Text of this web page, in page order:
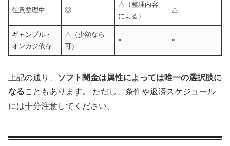
任意整理中 ◎
△（整理内容
による）
△
ギャンブル・
オンカジ依存
△（少額なら
可）
× ×
上記の通り、
ソフト闇金は属性によっては唯一の選択肢に
なることもあります。 ただし、条件や返済スケジュール
には十分注意してください。